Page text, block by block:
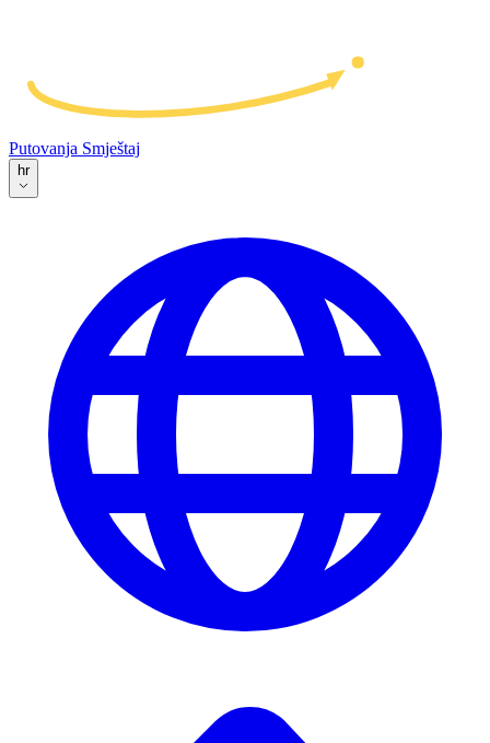
Putovanja Smještaj
hr